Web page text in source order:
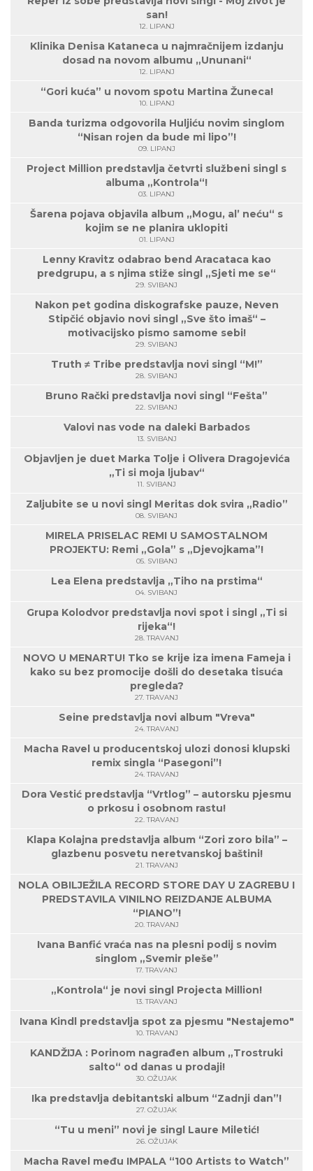
san!
12. LIPANJ
Klinika Denisa Kataneca u najmračnijem izdanju
dosad na novom albumu „Ununani“
12. LIPANJ
“Gori kuća” u novom spotu Martina Žuneca!
10. LIPANJ
Banda turizma odgovorila Huljiću novim singlom
“Nisan rojen da bude mi lipo”!
09. LIPANJ
Project Million predstavlja četvrti službeni singl s
albuma „Kontrola“!
03. LIPANJ
Šarena pojava objavila album „Mogu, al’ neću“ s
kojim se ne planira uklopiti
01. LIPANJ
Lenny Kravitz odabrao bend Aracataca kao
predgrupu, a s njima stiže singl „Sjeti me se“
29. SVIBANJ
Nakon pet godina diskografske pauze, Neven
Stipčić objavio novi singl „Sve što imaš“ –
motivacijsko pismo samome sebi!
29. SVIBANJ
Truth ≠ Tribe predstavlja novi singl “M!”
28. SVIBANJ
Bruno Rački predstavlja novi singl “Fešta”
22. SVIBANJ
Valovi nas vode na daleki Barbados
13. SVIBANJ
Objavljen je duet Marka Tolje i Olivera Dragojevića
„Ti si moja ljubav“
11. SVIBANJ
Zaljubite se u novi singl Meritas dok svira „Radio”
08. SVIBANJ
MIRELA PRISELAC REMI U SAMOSTALNOM
PROJEKTU: Remi „Gola” s „Djevojkama”!
05. SVIBANJ
Lea Elena predstavlja „Tiho na prstima“
04. SVIBANJ
Grupa Kolodvor predstavlja novi spot i singl „Ti si
rijeka“!
28. TRAVANJ
NOVO U MENARTU! Tko se krije iza imena Fameja i
kako su bez promocije došli do desetaka tisuća
pregleda?
27. TRAVANJ
Seine predstavlja novi album "Vreva"
24. TRAVANJ
Macha Ravel u producentskoj ulozi donosi klupski
remix singla “Pasegoni”!
24. TRAVANJ
Dora Vestić predstavlja “Vrtlog” – autorsku pjesmu
o prkosu i osobnom rastu!
22. TRAVANJ
Klapa Kolajna predstavlja album “Zori zoro bila” –
glazbenu posvetu neretvanskoj baštini!
21. TRAVANJ
NOLA OBILJEŽILA RECORD STORE DAY U ZAGREBU I
PREDSTAVILA VINILNO REIZDANJE ALBUMA
“PIANO”!
20. TRAVANJ
Ivana Banfić vraća nas na plesni podij s novim
singlom „Svemir pleše”
17. TRAVANJ
„Kontrola“ je novi singl Projecta Million!
13. TRAVANJ
Ivana Kindl predstavlja spot za pjesmu "Nestajemo"
10. TRAVANJ
KANDŽIJA : Porinom nagrađen album „Trostruki
salto“ od danas u prodaji!
30. OŽUJAK
Ika predstavlja debitantski album “Zadnji dan”!
27. OŽUJAK
“Tu u meni” novi je singl Laure Miletić!
26. OŽUJAK
Macha Ravel među IMPALA “100 Artists to Watch”